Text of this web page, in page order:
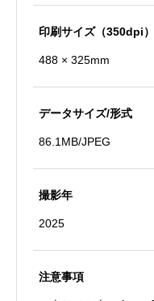
印刷サイズ（350dpi）
488 × 325mm
データサイズ/形式
86.1MB/JPEG
撮影年
2025
注意事項